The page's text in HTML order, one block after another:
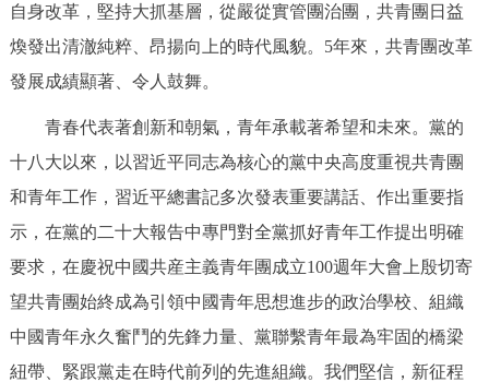
自身改革，堅持大抓基層，從嚴從實管團治團，共青團日益
煥發出清澈純粹、昂揚向上的時代風貌。5年來，共青團改革
發展成績顯著、令人鼓舞。
青春代表著創新和朝氣，青年承載著希望和未來。黨的
十八大以來，以習近平同志為核心的黨中央高度重視共青團
和青年工作，習近平總書記多次發表重要講話、作出重要指
示，在黨的二十大報告中專門對全黨抓好青年工作提出明確
要求，在慶祝中國共産主義青年團成立100週年大會上殷切寄
望共青團始終成為引領中國青年思想進步的政治學校、組織
中國青年永久奮鬥的先鋒力量、黨聯繫青年最為牢固的橋梁
紐帶、緊跟黨走在時代前列的先進組織。我們堅信，新征程